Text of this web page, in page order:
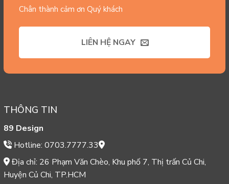
Chân thành cảm ơn Quý khách
LIÊN HỆ NGAY
THÔNG TIN
89 Design
Hotline: 0703.7777.33
Địa chỉ: 26 Phạm Văn Chèo, Khu phố 7, Thị trấn Củ Chi,
Huyện Củ Chi, TP.HCM